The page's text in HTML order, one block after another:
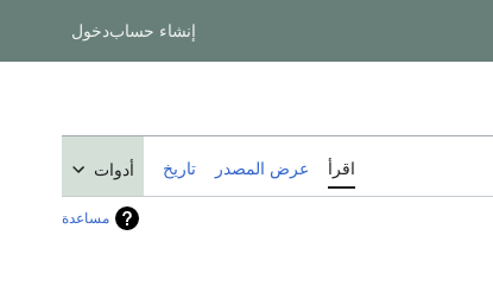
إنشاء حسابدخول
اقرأ عرض المصدر تاريخ أدوات
مساعدة